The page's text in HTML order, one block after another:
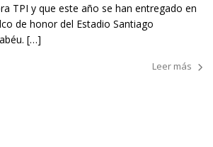
TPI y que este año se han entregado en
de honor del Estadio Santiago
[…]
Leer más